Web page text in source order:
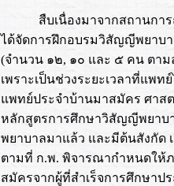
สืบเนื่องมาจากสถานการณ์
ได้จัดการฝึกอบรมวิสัญญีพยาบา
(จำนวน ๑๒, ๑๐ และ ๕ คน ตา
เพราะเป็นช่วงระยะเวลาที่แพ
แพทย์ประจำบ้านมาสมัคร ศาส
หลักสูตรการศึกษาวิสัญญีพยาบ
พยาบาลมาแล้ว และมีต้นสังกัด
ตามที่ ก.พ. พิจารณากำหนดให้
สมัครจากผู้ที่สำเร็จการศึกษาป